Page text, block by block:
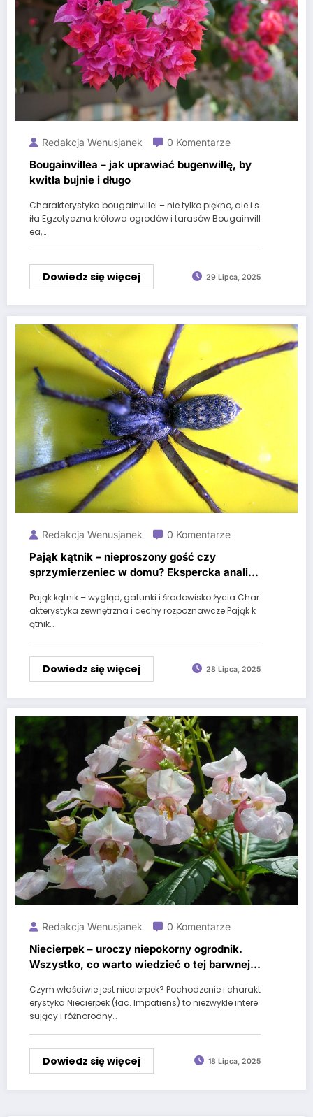
Redakcja Wenusjanek 0 Komentarze
Bougainvillea – jak uprawiać bugenwillę, by
kwitła bujnie i długo
Charakterystyka bougainvillei – nie tylko piękno, ale i s
iła Egzotyczna królowa ogrodów i tarasów Bougainvill
ea,…
Dowiedz się więcej 29 Lipca, 2025
Redakcja Wenusjanek 0 Komentarze
Pająk kątnik – nieproszony gość czy
sprzymierzeniec w domu? Ekspercka analiza
Pająk kątnik – wygląd, gatunki i środowisko życia Char
akterystyka zewnętrzna i cechy rozpoznawcze Pająk k
ątnik…
Dowiedz się więcej 28 Lipca, 2025
Redakcja Wenusjanek 0 Komentarze
Niecierpek – uroczy niepokorny ogrodnik.
Wszystko, co warto wiedzieć o tej barwnej
Czym właściwie jest niecierpek? Pochodzenie i charakt
erystyka Niecierpek (łac. Impatiens) to niezwykle intere
sujący i różnorodny…
Dowiedz się więcej 18 Lipca, 2025